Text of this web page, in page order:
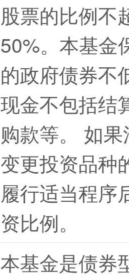
股票的比例不
50%。本基金
的政府债券不
现金不包括结
购款等。 如
变更投资品种
履行适当程序
资比例。
本基金是债券